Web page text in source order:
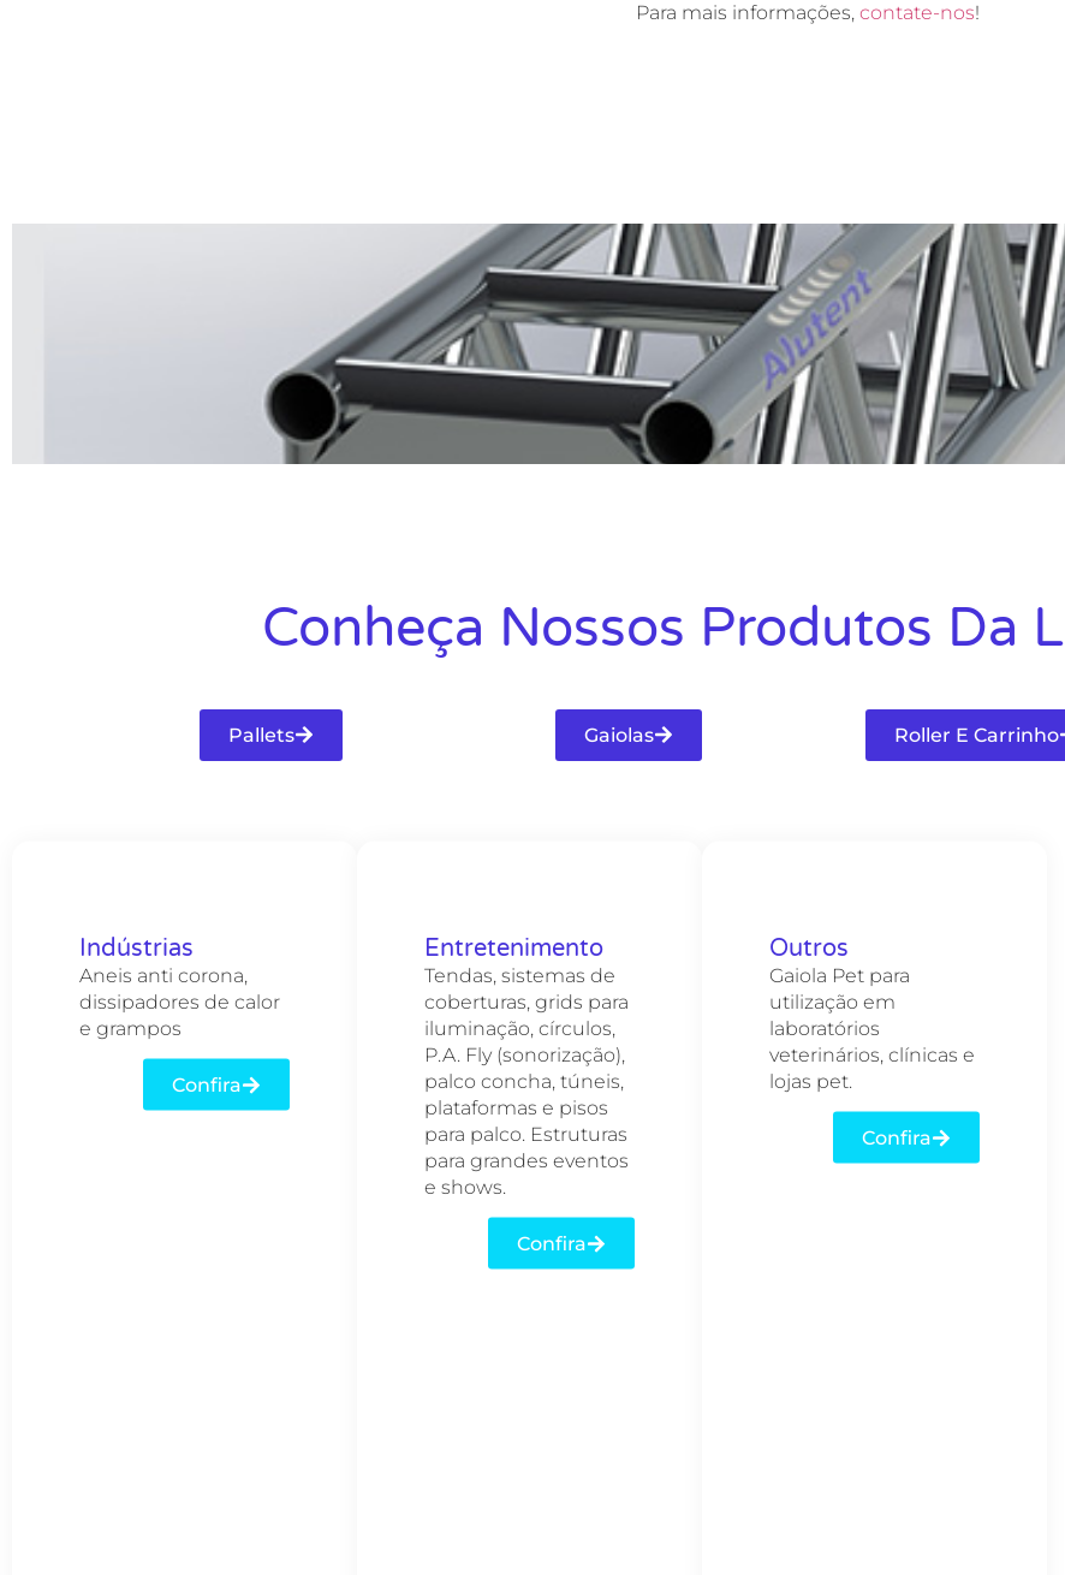
Para mais informações, contate-nos!
Conheça Nossos Produtos Da
Pallets Gaiolas Roller E Carrinho
Indústrias
Aneis anti corona,
dissipadores de calor
e grampos
Confira
Entretenimento
Tendas, sistemas de
coberturas, grids para
iluminação, círculos,
P.A. Fly (sonorização),
palco concha, túneis,
plataformas e pisos
para palco. Estruturas
para grandes eventos
e shows.
Confira
Outros
Gaiola Pet para
utilização em
laboratórios
veterinários, clínicas e
lojas pet.
Confira